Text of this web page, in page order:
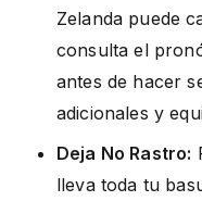
Zelanda puede
consulta el
antes de hacer
adicionales y
Deja No Rastro:
lleva toda tu